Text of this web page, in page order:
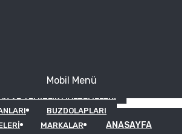
VE TEMIZLIK MALZEMELERI
BUZDOLAPLARI
MARKALAR
Mobil Menü
ANASAYFA